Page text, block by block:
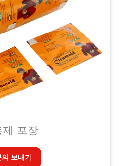
제 포장
의 보내기